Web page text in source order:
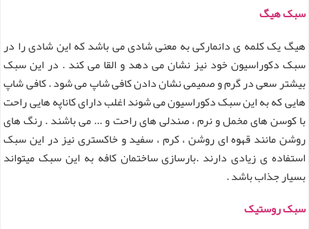
سبک هیگ
هیگ یک کلمه ی دانمارکی به معنی شادی می باشد که این شادی را در
سبک دکوراسیون خود نیز نشان می دهد و القا می کند . در این سبک
بیشتر سعی در گرم و صمیمی نشان دادن کافی شاپ می شود . کافی شاپ
هایی که به این سبک دکوراسیون می شوند اغلب دارای کاناپه هایی راحت
با کوسن های مخمل و نرم ، صندلی های راحت و ... می باشند . رنگ های
روشن مانند قهوه ای روشن ، کرم ، سفید و خاکستری نیز در این سبک
استفاده ی زیادی دارند .بارسازی ساختمان کافه به این سبک میتواند
بسیار جذاب باشد .
سبک روستیک